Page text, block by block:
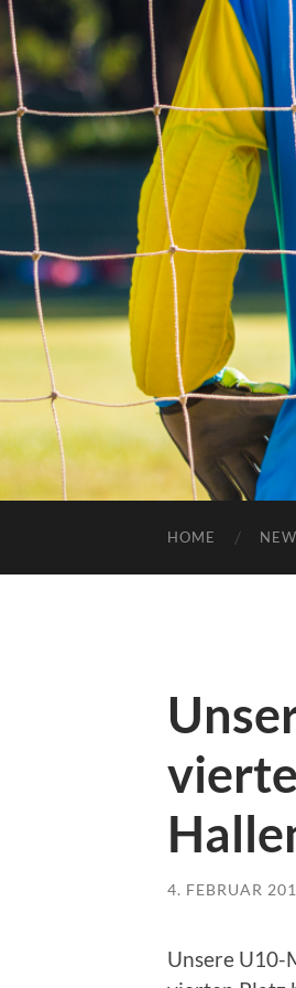
HOME
4. FEBRUAR
Unsere U10-